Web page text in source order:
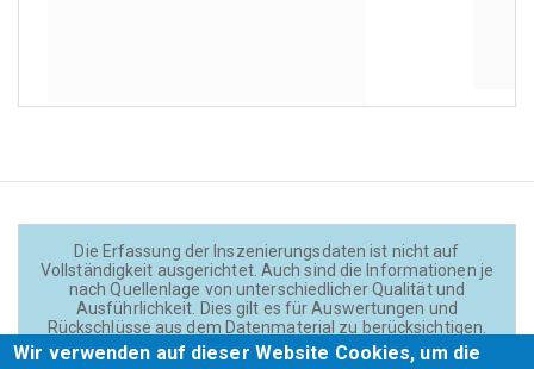
Die Erfassung der Inszenierungsdaten ist nicht auf
Vollständigkeit ausgerichtet. Auch sind die Informationen je
nach Quellenlage von unterschiedlicher Qualität und
Ausführlichkeit. Dies gilt es für Auswertungen und
Rückschlüsse aus dem Datenmaterial zu berücksichtigen.
Daten und Texte auf der Website sind - wenn nicht anders
angegeben - lizensiert unterCC BY 4.0(Creator:
Wir verwenden auf dieser Website Cookies, um die